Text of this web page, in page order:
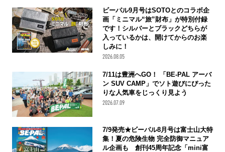
ビーパル9月号はSOTOとのコラボ企
画「ミニマル“旅”財布」が特別付録
です！シルバーとブラックどちらが
入っているかは、開けてからのお楽
しみに！
2026.08.05
7/11は豊洲へGO！ 「BE-PAL アーバ
ン SUV CAMP」でソト遊びにぴった
りな人気車をじっくり見よう
2026.07.09
7/9発売★ビーパル8月号は富士山大特
集！夏の危険生物 完全防御マニュア
ル企画も 創刊45周年記念「mini富